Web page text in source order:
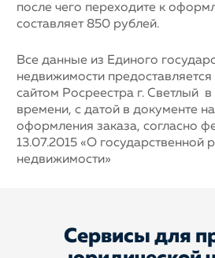
после чего переходите к
составляет 850 рублей.
Все данные из Единого
недвижимости
сайтом Росреестра г. Светлый
времени, с датой в документе
оформления заказа, согласно
13.07.2015 «О государственной
недвижимости»
Сервисы для